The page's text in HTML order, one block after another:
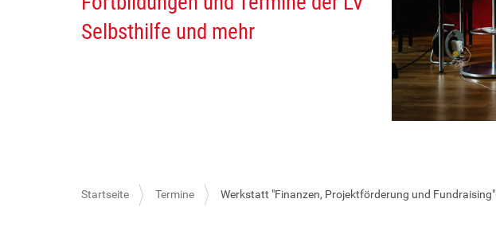
Selbsthilfe und mehr
S
Startseite Termine Werkstatt "Finanzen, Projektförderung und Fundraising"